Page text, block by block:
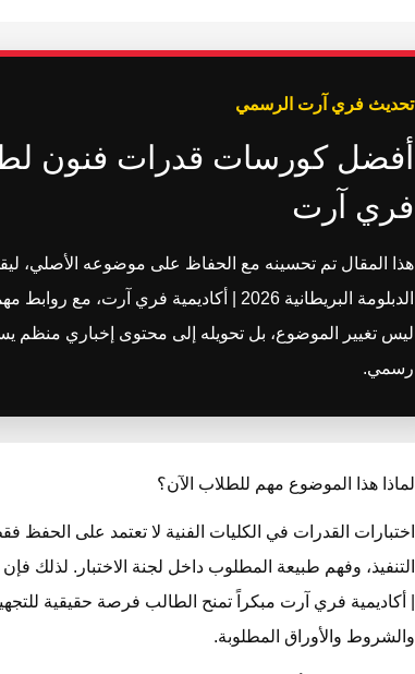
تحديث فري آرت الرسمي
فري آرت
هذا المقال تم تحسينه مع الحفاظ على موضوعه
الدبلومة البريطانية 2026 | أكاديمية
ليس تغيير الموضوع، بل تحويله إلى محتوى إخباري منظم
رسمي.
لماذا هذا الموضوع مهم للطلاب الآن؟
اختبارات القدرات في الكليات الفنية لا تعتمد على
| أكاديمية فري آرت مبكراً تمنح الطالب فرصة حقيقية
والشروط والأوراق المطلوبة.